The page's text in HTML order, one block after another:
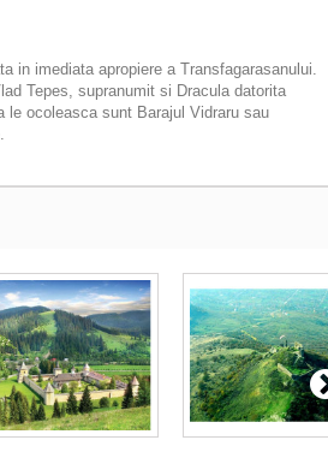
in imediata apropiere a Transfagarasanului.
Tepes, supranumit si Dracula datorita
le ocoleasca sunt Barajul Vidraru sau